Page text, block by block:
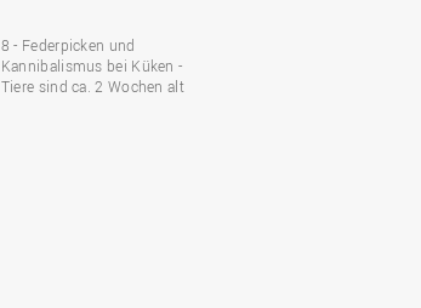
8 - Federpicken und
Kannibalismus bei Küken -
Tiere sind ca. 2 Wochen alt